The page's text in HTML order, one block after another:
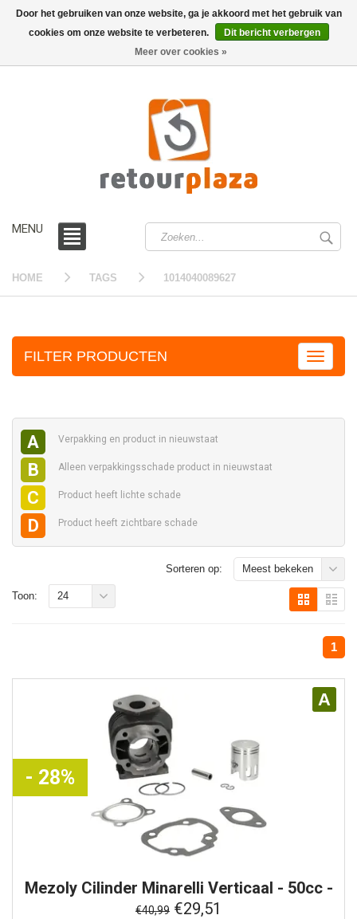
MENU
HOME TAGS 1014040089627
FILTER PRODUCTEN
A Verpakking en product in nieuwstaat
B Alleen verpakkingsschade product in nieuwstaat
C Product heeft lichte schade
D Product heeft zichtbare schade
Sorteren op: Meest bekeken
1
Toon: 24
A
- 28%
MezolyCilinder Minarelli Verticaal - 50cc -
2 Takt
€40,99 €29,51
Door het gebruiken van onze website, ga je akkoord met het gebruik van
cookies om onze website te verbeteren.
Dit bericht verbergen
Meer over cookies »